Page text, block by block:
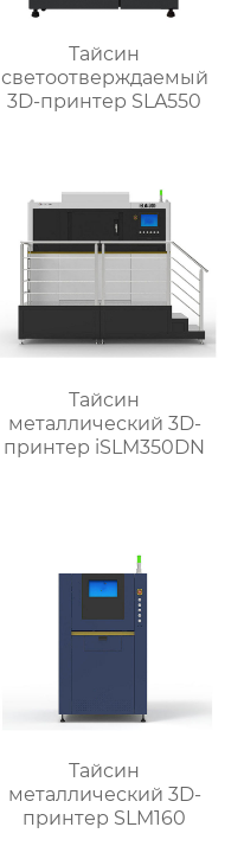
Тайсин
светоотверждаемый
3D-принтер SLA550
Тайсин
металлический 3D-
принтер iSLM350DN
Тайсин
металлический 3D-
принтер SLM160